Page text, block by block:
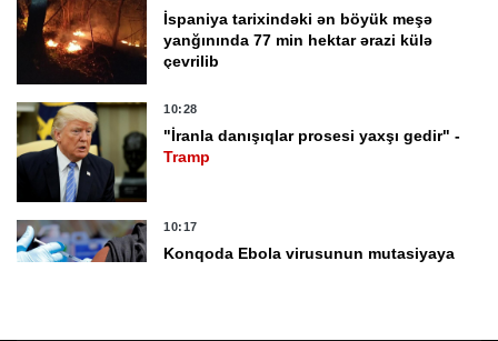
İspaniya tarixindəki ən böyük meşə
yanğınında 77 min hektar ərazi külə
çevrilib
10:28
"İranla danışıqlar prosesi yaxşı gedir" -
Tramp
10:17
Konqoda Ebola virusunun mutasiyaya